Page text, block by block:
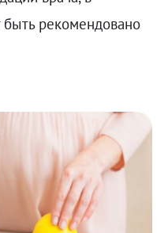
рекомендовано